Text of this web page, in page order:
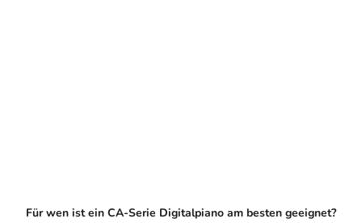
Für wen ist ein CA-Serie Digitalpiano am besten geeignet?